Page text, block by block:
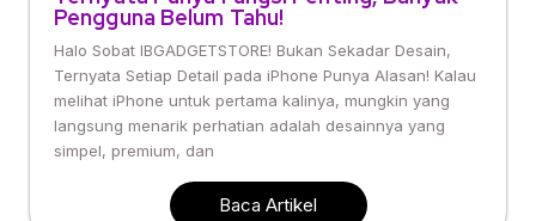
Pengguna Belum Tahu!
Halo Sobat IBGADGETSTORE! Bukan Sekadar Desain,
Ternyata Setiap Detail pada iPhone Punya Alasan! Kalau
melihat iPhone untuk pertama kalinya, mungkin yang
langsung menarik perhatian adalah desainnya yang
simpel, premium, dan
Baca Artikel